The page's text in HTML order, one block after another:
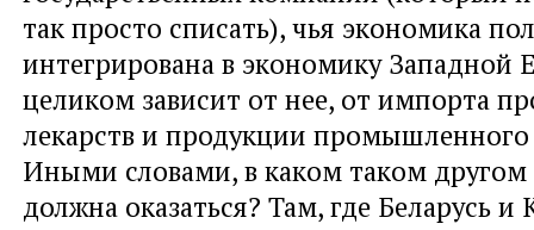
так просто списать), чья экономика
интегрирована в экономику Западной
целиком зависит от нее, от импорта
лекарств и продукции промышленного
Иными словами, в каком таком
должна оказаться? Там, где Беларусь и